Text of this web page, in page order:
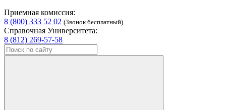
Приемная комиссия:
8 (800) 333 52 02 (Звонок бесплатный)
Справочная Университета:
8 (812) 269-57-58